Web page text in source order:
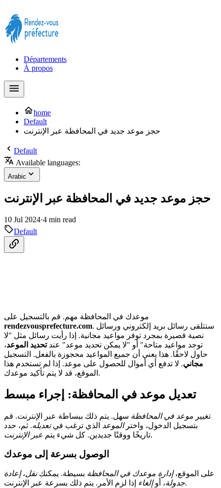
Départements
À propos
home
Default
حجز موعد جديد في المحافظة عبر الإنترنت
Default
Available languages:
Arabic
حجز موعد جديد في المحافظة عبر الإنترنت
10 Jul 2024·4 min read
Default
موعدك في المحافظة مهم. قم بالتسجيل على
rendezvousprefecture.com. ستتلقى رسائل بريد إلكتروني ورسائل
نصية قصيرة بمجرد توفر مواعيد مجانية. إذا رأيت رسائل مثل "لا
توجد مواعيد متاحة" أو "لا يمكن تحديد موعد" عندتحديد الموعد،
حاول لاحقًا. هذا يعني أن جميع المواعيد محجوزة بالفعل. التسجيل
مجاني. لا تدفع أي أموال للحصول على موعد. إذا لم تستخدم هذا
الموقع، قد لا يتم تأكيد موعدك.
تعديل موعد في المحافظة: إجراء مبسط
تغيير موعد في المحافظة سهل. يتم ذلك ببساطة عبر الإنترنت. قم
بتسجيل الدخول، واخترالموعد الذي ترغب فيتعديله. ثم، حدد
تاريخًا ووقتًا جديدين. كل شيء يتم عبر الإنترنت .
الوصول بسرعة إلى موعدك
على الموقع،إدارة موعدك في المحافظة بسيطة. يمكنكنقل،إعادة
جدولة، أوإلغاء إذا لزم الأمر. يتم ذلك بسرعة عبر الإنترنت.